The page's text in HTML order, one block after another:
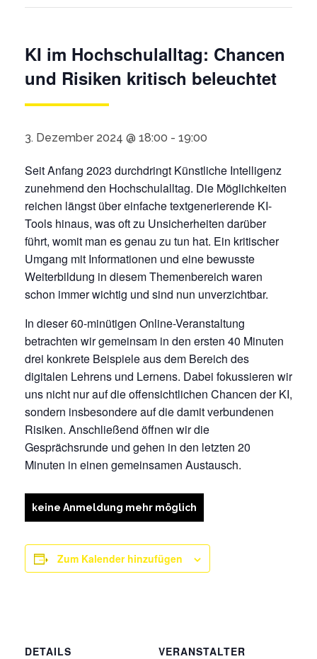
KI im Hochschulalltag: Chancen
und Risiken kritisch beleuchtet
3. Dezember 2024 @ 18:00 - 19:00
Seit Anfang 2023 durchdringt Künstliche Intelligenz
zunehmend den Hochschulalltag. Die Möglichkeiten
reichen längst über einfache textgenerierende KI-
Tools hinaus, was oft zu Unsicherheiten darüber
führt, womit man es genau zu tun hat. Ein kritischer
Umgang mit Informationen und eine bewusste
Weiterbildung in diesem Themenbereich waren
schon immer wichtig und sind nun unverzichtbar.
In dieser 60-minütigen Online-Veranstaltung
betrachten wir gemeinsam in den ersten 40 Minuten
drei konkrete Beispiele aus dem Bereich des
digitalen Lehrens und Lernens. Dabei fokussieren wir
uns nicht nur auf die offensichtlichen Chancen der KI,
sondern insbesondere auf die damit verbundenen
Risiken. Anschließend öffnen wir die
Gesprächsrunde und gehen in den letzten 20
Minuten in einen gemeinsamen Austausch.
keine Anmeldung mehr möglich
Zum Kalender hinzufügen
DETAILS VERANSTALTER